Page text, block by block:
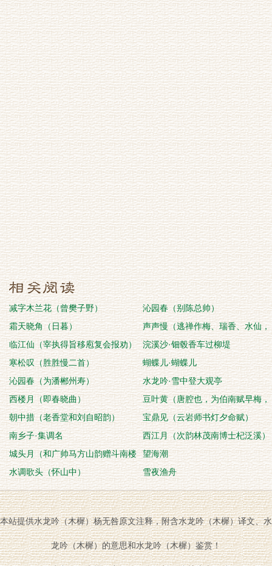
扇） 字，戏虞宜兴）
减字木兰花（曾樊子野）
沁园春（别陈总帅）
霜天晓角（日暮）
声声慢（逃禅作梅、瑞香、水仙，
字之曰三香）
临江仙（宰执得旨移庖复会报劝）
浣溪沙·钿毂香车过柳堤
寒松叹（胜胜慢二首）
蝴蝶儿·蝴蝶儿
沁园春（为潘郴州寿）
水龙吟·雪中登大观亭
西楼月（即春晓曲）
豆叶黄（唐腔也，为伯南赋早梅，
复和韵）
朝中措（老香堂和刘自昭韵）
宝鼎见（云岩师书灯夕命赋）
南乡子·集调名
西江月（次韵林茂南博士杞泛溪）
城头月（和广帅马方山韵赠斗南楼
道士青霞梁弥
望海潮
水调歌头（怀山中）
雪夜渔舟
本站提供水龙吟（木樨）杨无咎原文注释，附含水龙吟（木樨）译文、水
龙吟（木樨）的意思和水龙吟（木樨）鉴赏！